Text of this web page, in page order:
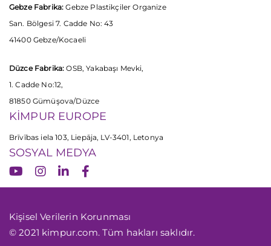
Gebze Fabrika: Gebze Plastikçiler Organize
San. Bölgesi 7. Cadde No: 43
41400 Gebze/Kocaeli
Düzce Fabrika: OSB, Yakabaşı Mevki,
1. Cadde No:12,
81850 Gümüşova/Düzce
KİMPUR EUROPE
Brīvības iela 103, Liepāja, LV-3401, Letonya
SOSYAL MEDYA
Kişisel Verilerin Korunması
© 2021 kimpur.com. Tüm hakları saklıdır.